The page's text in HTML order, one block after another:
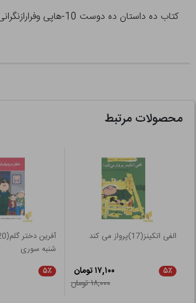
کتاب ده داستان ده دوست 10-هاپی وفرارازنگرانی اثر یویو بوکز نشر پنجره
محصولات مرتبط
الفی اتکینز(17)پرواز می کند
۵٪
۱۷,۱۰۰ تومان
۱۸,۰۰۰ تومان
شنبه سوری
۵٪